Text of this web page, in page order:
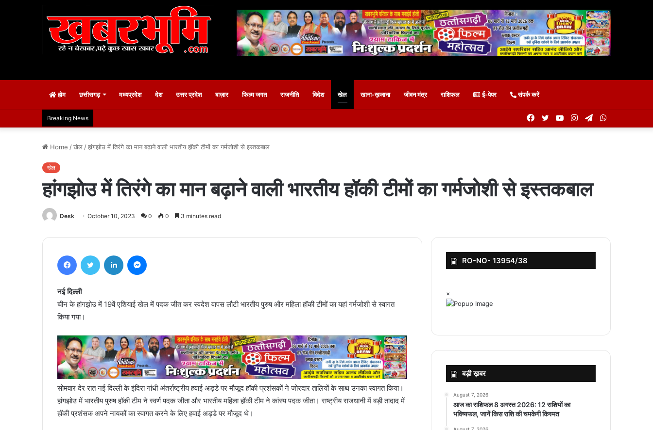
होम छत्तीसगढ़ मध्यप्रदेश देश उत्तर प्रदेश बाज़ार फिल्म जगत राजनीति विदेश खेल खाना-ख़जाना जीवन मंत्र राशिफल ई-पेपर संपर्क करें
Breaking News Telegram
Instagram
YouTube
Twitter
Facebook
Home /खेल /हांगझोउ में तिरंगे का मान बढ़ाने वाली भारतीय हॉकी टीमों का गर्मजोशी से इस्तकबाल
खेल
हांगझोउ में तिरंगे का मान बढ़ाने वाली भारतीय हॉकी टीमों का गर्मजोशी से इस्तकबाल
Desk October 10, 2023 0 0 3 minutes read
नई दिल्ली
चीन के हांगझोउ में 19वें एशियाई खेल में पदक जीत कर स्वदेश वापस लौटी भारतीय पुरुष और महिला हॉकी टीमों का यहां गर्मजोशी से स्वागत
किया गया।
सोमवार देर रात नई दिल्ली के इंदिरा गांधी अंतर्राष्ट्रीय हवाई अड्डे पर मौजूद हॉकी प्रशंसकों ने जोरदार तालियों के साथ उनका स्वागत किया।
हांगझोउ में भारतीय पुरुष हॉकी टीम ने स्वर्ण पदक जीता और भारतीय महिला हॉकी टीम ने कांस्य पदक जीता। राष्ट्रीय राजधानी में बड़ी तादाद में
हॉकी प्रशंसक अपने नायकों का स्वागत करने के लिए हवाई अड्डे पर मौजूद थे।
RO-NO- 13954/38
×
बड़ी ख़बर
August 7, 2026
आज का राशिफल 8 अगस्त 2026: 12 राशियों का
भविष्यफल, जानें किस राशि की चमकेगी किस्मत